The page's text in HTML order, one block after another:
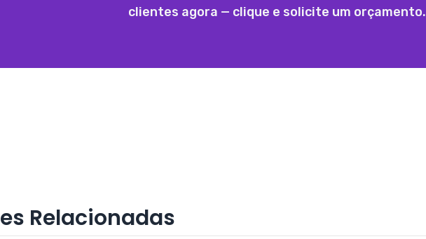
clientes agora — clique e solicite um orçamento.
Relacionadas